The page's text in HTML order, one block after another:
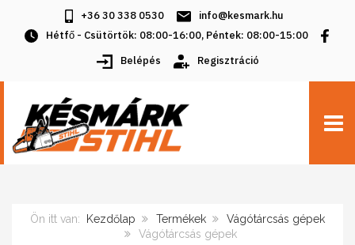
+36 30 338 0530
info@kesmark.hu
Hétfő - Csütörtök: 08:00-16:00, Péntek: 08:00-15:00
Belépés
Regisztráció
Ön itt van: Kezdőlap Termékek
Vágótárcsás gépek
Vágótárcsás gépek